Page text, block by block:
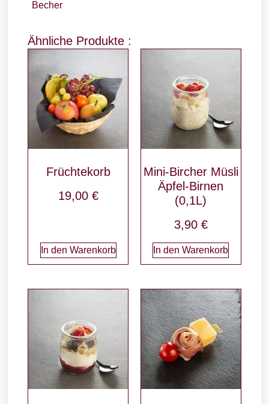
Becher
Ähnliche Produkte :
Früchtekorb
19,00 €
In den Warenkorb
Mini-Bircher Müsli
Äpfel-Birnen
(0,1L)
3,90 €
In den Warenkorb